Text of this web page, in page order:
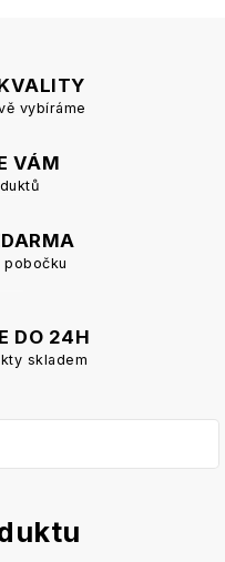
vybíráme
VÁM
pobočku
DO 24H
skladem